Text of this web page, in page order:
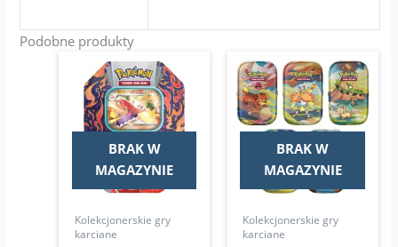
Podobne produkty
BRAK W
MAGAZYNIE
Kolekcjonerskie gry
karciane
BRAK W
MAGAZYNIE
Kolekcjonerskie gry
karciane